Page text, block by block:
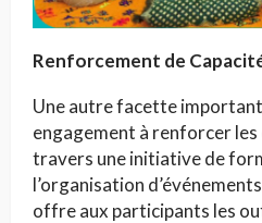
Renforcement de
Une autre facette
engagement à renforcer les
travers une initiative de
l’organisation
offre aux participants les